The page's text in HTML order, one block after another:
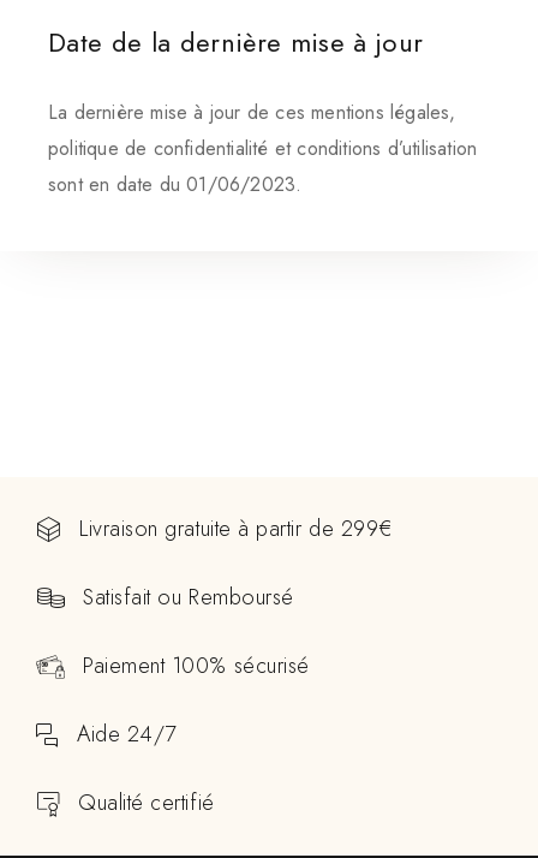
Date de la dernière mise à jour
La dernière mise à jour de ces mentions légales,
politique de confidentialité et conditions d’utilisation
sont en date du 01/06/2023.
Livraison gratuite à partir de 299€
Satisfait ou Remboursé
Paiement 100% sécurisé
Aide 24/7
Qualité certifié